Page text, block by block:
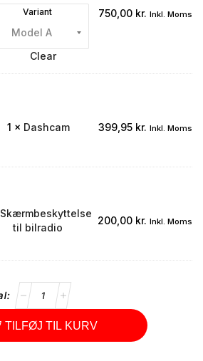
Variant
Clear
750,00 kr. Inkl. Moms
1 × Dashcam 399,95 kr. Inkl. Moms
Skærmbeskyttelse
til bilradio
200,00 kr. Inkl. Moms
TILFØJ TIL KURV